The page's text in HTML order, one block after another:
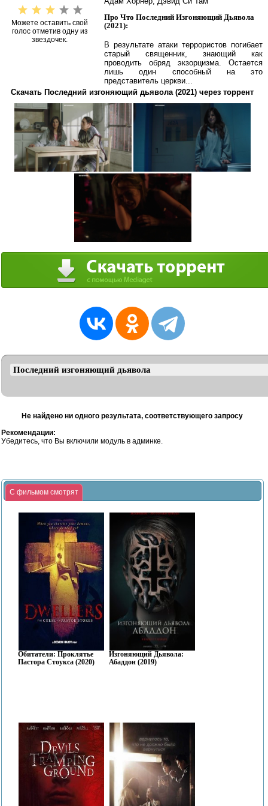
Можете оставить свой
голос отметив одну из
звездочек.
Про Что Последний Изгоняющий Дьявола
(2021):
В результате атаки террористов погибает
старый священник, знающий как
проводить обряд экзорцизма. Остается
лишь один способный на это
представитель церкви...
Скачать Последний изгоняющий дьявола (2021) через торрент
Не найдено ни одного результата, соответствующего запросу
Рекомендации:
Убедитесь, что Вы включили модуль в админке.
С фильмом смотрят
Обитатели: Проклятье
Пастора Стоукса (2020)
Изгоняющий Дьявола:
Абаддон (2019)